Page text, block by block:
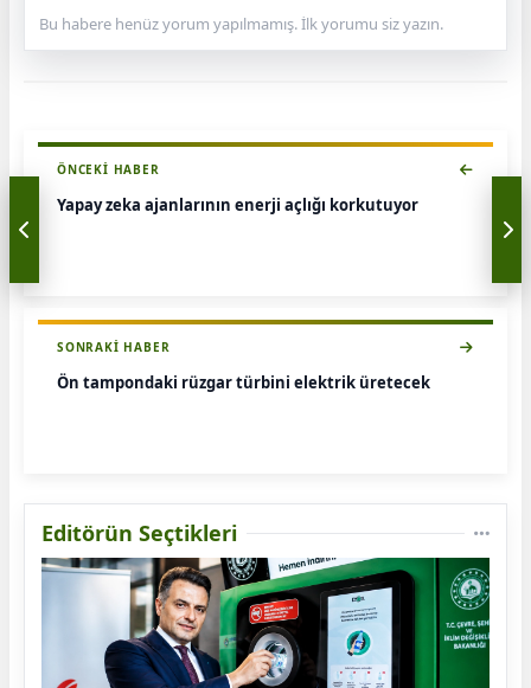
Bu habere henüz yorum yapılmamış. İlk yorumu siz yazın.
ÖNCEKI HABER
Yapay zeka ajanlarının enerji açlığı korkutuyor
SONRAKI HABER
Ön tampondaki rüzgar türbini elektrik üretecek
Editörün Seçtikleri